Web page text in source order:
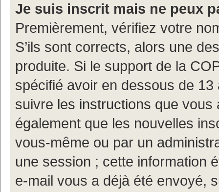
Je suis inscrit mais ne peux
Premièrement, vérifiez votre
S’ils sont corrects, alors une
produite. Si le support de la
spécifié avoir en dessous de
suivre les instructions que
également que les nouvelles
vous-même ou par un
une session ; cette information
e-mail vous a déjà été envoyé,